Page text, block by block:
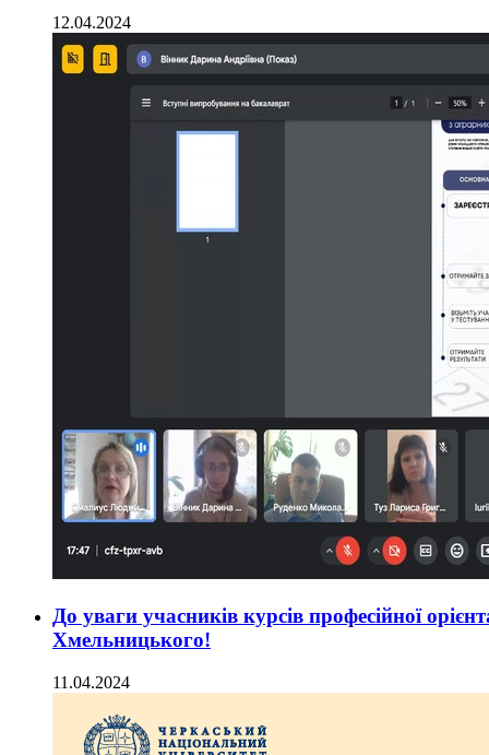
12.04.2024
До уваги учасників курсів професійної
Хмельницького!
11.04.2024